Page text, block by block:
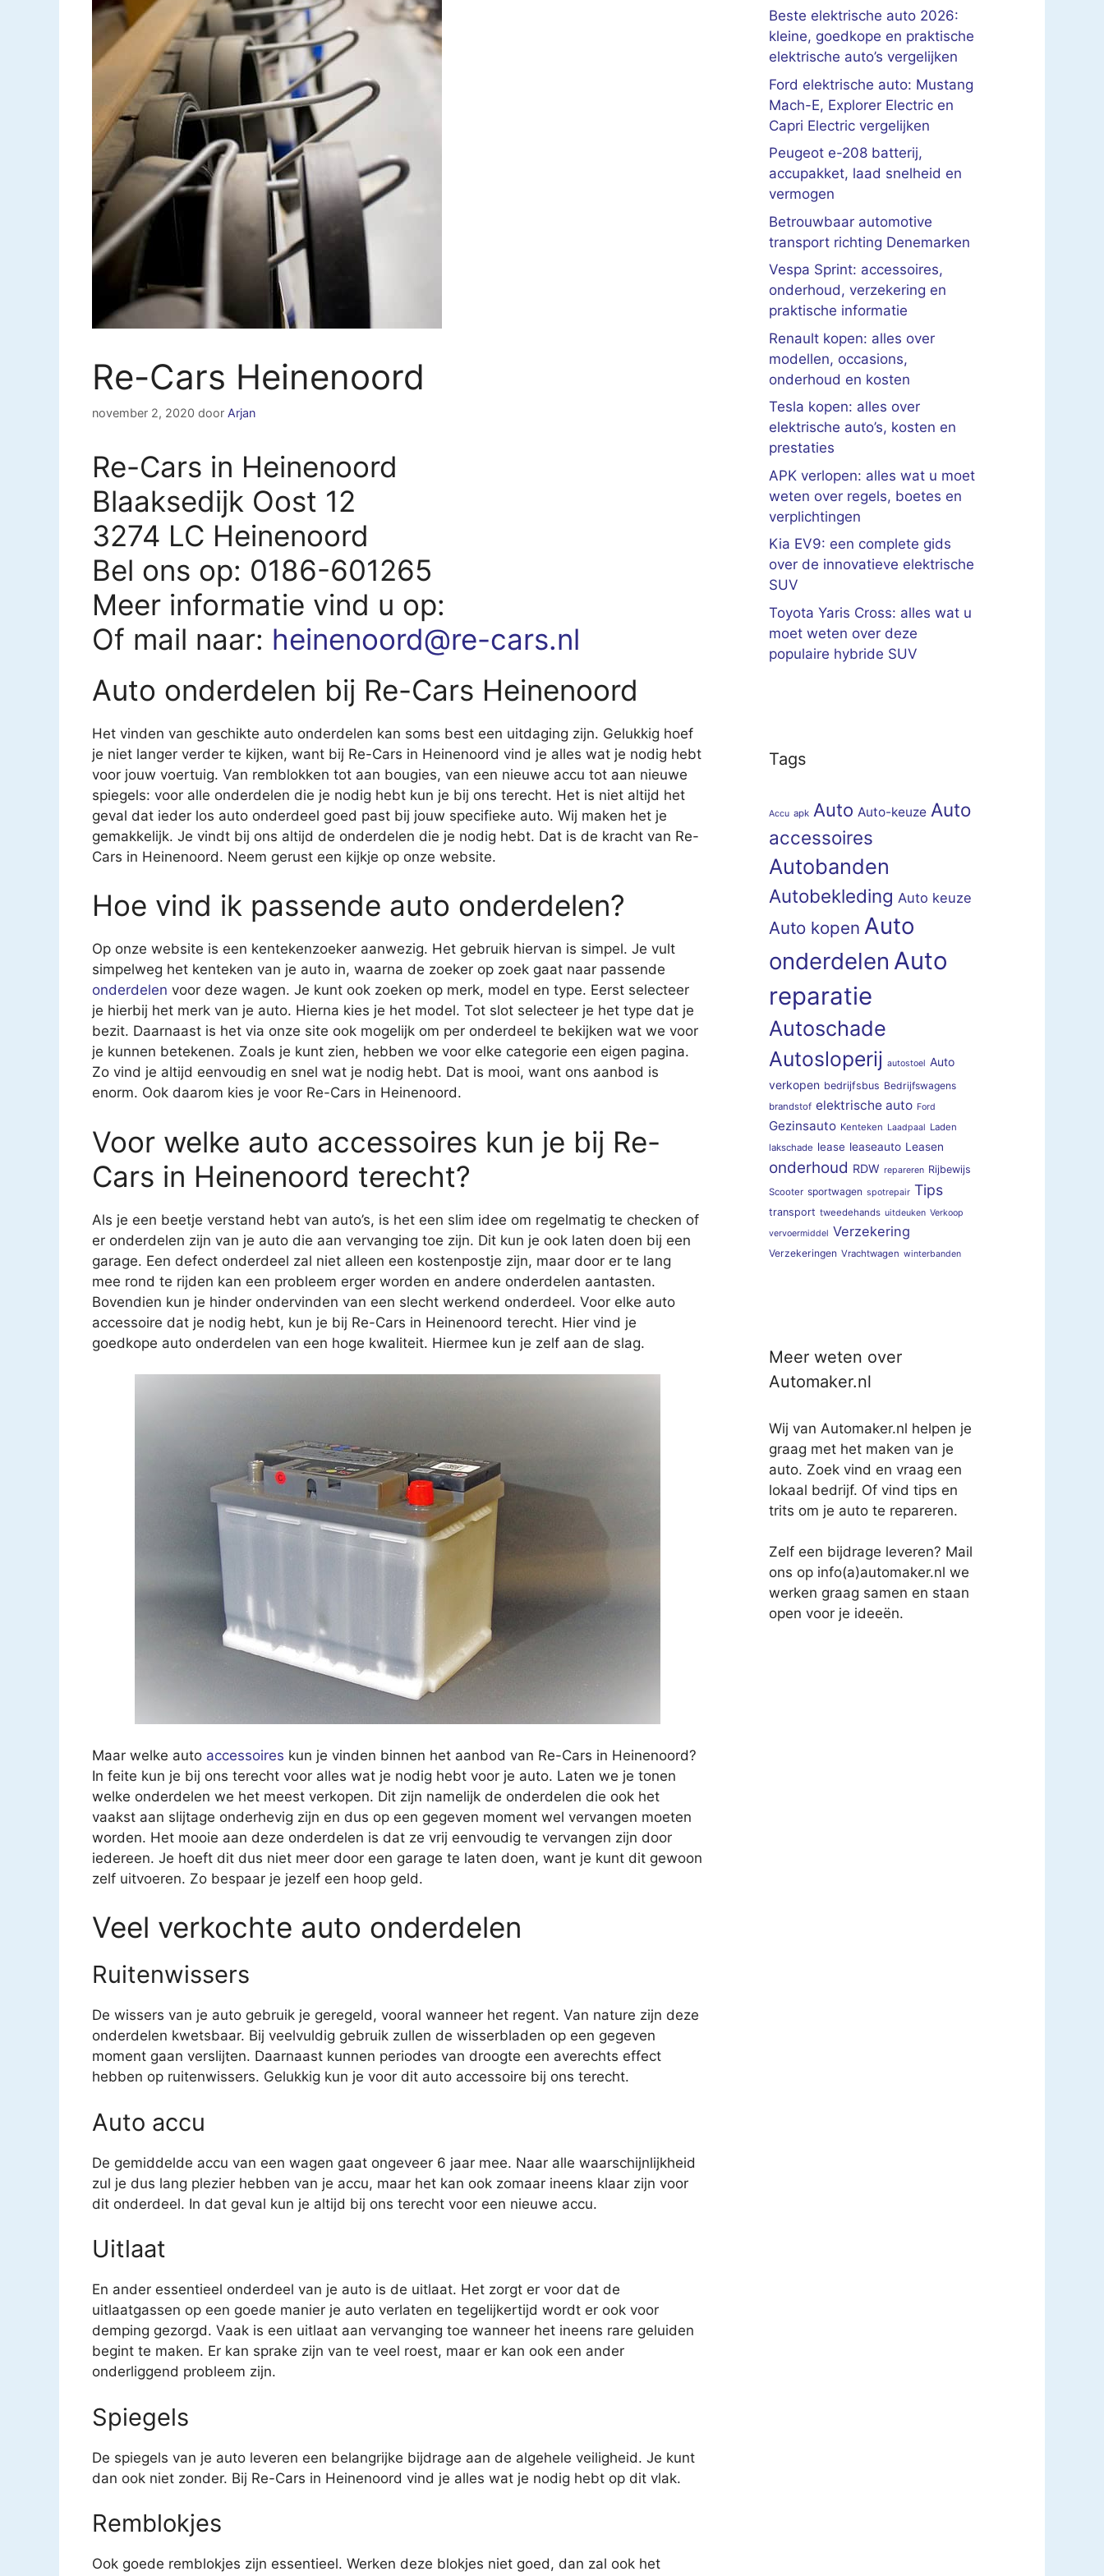
Re-Cars Heinenoord
november 2, 2020 door Arjan
Re-Cars in Heinenoord
Blaaksedijk Oost 12
3274 LC Heinenoord
Bel ons op: 0186-601265
Meer informatie vind u op:
Of mail naar: heinenoord@re-cars.nl
Auto onderdelen bij Re-Cars Heinenoord
Het vinden van geschikte auto onderdelen kan soms best een uitdaging zijn. Gelukkig hoef
je niet langer verder te kijken, want bij Re-Cars in Heinenoord vind je alles wat je nodig hebt
voor jouw voertuig. Van remblokken tot aan bougies, van een nieuwe accu tot aan nieuwe
spiegels: voor alle onderdelen die je nodig hebt kun je bij ons terecht. Het is niet altijd het
geval dat ieder los auto onderdeel goed past bij jouw specifieke auto. Wij maken het je
gemakkelijk. Je vindt bij ons altijd de onderdelen die je nodig hebt. Dat is de kracht van Re-
Cars in Heinenoord. Neem gerust een kijkje op onze website.
Hoe vind ik passende auto onderdelen?
Op onze website is een kentekenzoeker aanwezig. Het gebruik hiervan is simpel. Je vult
simpelweg het kenteken van je auto in, waarna de zoeker op zoek gaat naar passende
onderdelen voor deze wagen. Je kunt ook zoeken op merk, model en type. Eerst selecteer
je hierbij het merk van je auto. Hierna kies je het model. Tot slot selecteer je het type dat je
bezit. Daarnaast is het via onze site ook mogelijk om per onderdeel te bekijken wat we voor
je kunnen betekenen. Zoals je kunt zien, hebben we voor elke categorie een eigen pagina.
Zo vind je altijd eenvoudig en snel wat je nodig hebt. Dat is mooi, want ons aanbod is
enorm. Ook daarom kies je voor Re-Cars in Heinenoord.
Voor welke auto accessoires kun je bij Re-
Cars in Heinenoord terecht?
Als je een beetje verstand hebt van auto’s, is het een slim idee om regelmatig te checken of
er onderdelen zijn van je auto die aan vervanging toe zijn. Dit kun je ook laten doen bij een
garage. Een defect onderdeel zal niet alleen een kostenpostje zijn, maar door er te lang
mee rond te rijden kan een probleem erger worden en andere onderdelen aantasten.
Bovendien kun je hinder ondervinden van een slecht werkend onderdeel. Voor elke auto
accessoire dat je nodig hebt, kun je bij Re-Cars in Heinenoord terecht. Hier vind je
goedkope auto onderdelen van een hoge kwaliteit. Hiermee kun je zelf aan de slag.
Maar welke auto accessoires kun je vinden binnen het aanbod van Re-Cars in Heinenoord?
In feite kun je bij ons terecht voor alles wat je nodig hebt voor je auto. Laten we je tonen
welke onderdelen we het meest verkopen. Dit zijn namelijk de onderdelen die ook het
vaakst aan slijtage onderhevig zijn en dus op een gegeven moment wel vervangen moeten
worden. Het mooie aan deze onderdelen is dat ze vrij eenvoudig te vervangen zijn door
iedereen. Je hoeft dit dus niet meer door een garage te laten doen, want je kunt dit gewoon
zelf uitvoeren. Zo bespaar je jezelf een hoop geld.
Veel verkochte auto onderdelen
Ruitenwissers
De wissers van je auto gebruik je geregeld, vooral wanneer het regent. Van nature zijn deze
onderdelen kwetsbaar. Bij veelvuldig gebruik zullen de wisserbladen op een gegeven
moment gaan verslijten. Daarnaast kunnen periodes van droogte een averechts effect
hebben op ruitenwissers. Gelukkig kun je voor dit auto accessoire bij ons terecht.
Auto accu
De gemiddelde accu van een wagen gaat ongeveer 6 jaar mee. Naar alle waarschijnlijkheid
zul je dus lang plezier hebben van je accu, maar het kan ook zomaar ineens klaar zijn voor
dit onderdeel. In dat geval kun je altijd bij ons terecht voor een nieuwe accu.
Uitlaat
En ander essentieel onderdeel van je auto is de uitlaat. Het zorgt er voor dat de
uitlaatgassen op een goede manier je auto verlaten en tegelijkertijd wordt er ook voor
demping gezorgd. Vaak is een uitlaat aan vervanging toe wanneer het ineens rare geluiden
begint te maken. Er kan sprake zijn van te veel roest, maar er kan ook een ander
onderliggend probleem zijn.
Spiegels
De spiegels van je auto leveren een belangrijke bijdrage aan de algehele veiligheid. Je kunt
dan ook niet zonder. Bij Re-Cars in Heinenoord vind je alles wat je nodig hebt op dit vlak.
Remblokjes
Ook goede remblokjes zijn essentieel. Werken deze blokjes niet goed, dan zal ook het
Beste elektrische auto 2026:
kleine, goedkope en praktische
elektrische auto’s vergelijken
Ford elektrische auto: Mustang
Mach-E, Explorer Electric en
Capri Electric vergelijken
Peugeot e-208 batterij,
accupakket, laad snelheid en
vermogen
Betrouwbaar automotive
transport richting Denemarken
Vespa Sprint: accessoires,
onderhoud, verzekering en
praktische informatie
Renault kopen: alles over
modellen, occasions,
onderhoud en kosten
Tesla kopen: alles over
elektrische auto’s, kosten en
prestaties
APK verlopen: alles wat u moet
weten over regels, boetes en
verplichtingen
Kia EV9: een complete gids
over de innovatieve elektrische
SUV
Toyota Yaris Cross: alles wat u
moet weten over deze
populaire hybride SUV
Tags
Accu apk Auto Auto-keuze Auto
accessoires
Autobanden
Autobekleding Auto keuze
Auto kopen Auto
onderdelen Auto
reparatie
Autoschade
Autosloperij autostoel Auto
verkopen bedrijfsbus Bedrijfswagens
brandstof elektrische auto Ford
Gezinsauto Kenteken Laadpaal Laden
lakschade lease leaseauto Leasen
onderhoud RDW repareren Rijbewijs
Scooter sportwagen spotrepair Tips
transport tweedehands uitdeuken Verkoop
vervoermiddel Verzekering
Verzekeringen Vrachtwagen winterbanden
Meer weten over
Automaker.nl
Wij van Automaker.nl helpen je
graag met het maken van je
auto. Zoek vind en vraag een
lokaal bedrijf. Of vind tips en
trits om je auto te repareren.
Zelf een bijdrage leveren? Mail
ons op info(a)automaker.nl we
werken graag samen en staan
open voor je ideeën.